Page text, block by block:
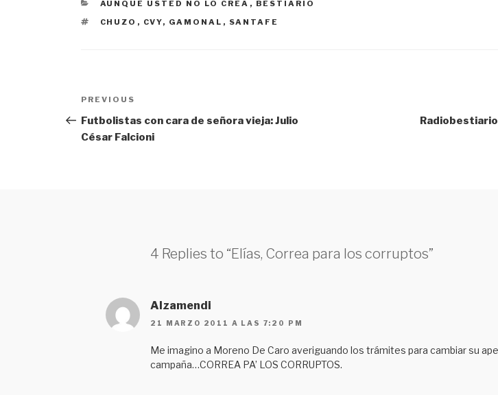
CATEGORÍAS
AUNQUE USTED NO LO CREA , BESTIARIO
ETIQUETAS
CHUZO , CVY, GAMONAL , SANTAFE
Navegación
de
entradas
Previous
Post
PREVIOUS
Futbolistas con cara de señora vieja: Julio
César Falcioni
4 Replies to “Elías, Correa para los corruptos”
Alzamendi
21 MARZO 2011 A LAS 7:20 PM
Me imagino a Moreno De Caro averiguando los trámites para cambiar su
campaña…CORREA PA’ LOS CORRUPTOS.